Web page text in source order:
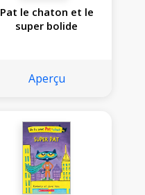
Pat le chaton et le
super bolide
Aperçu